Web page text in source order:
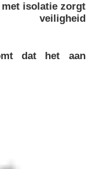
isolatie zorgt
veiligheid
dat het aan